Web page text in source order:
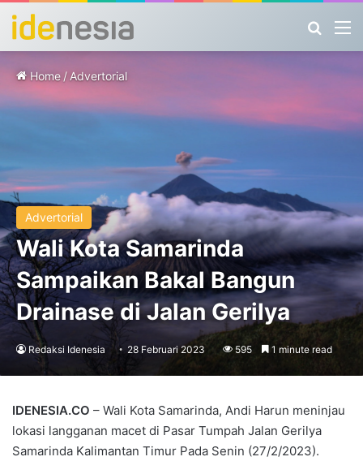
Home / Advertorial
Advertorial
Wali Kota Samarinda
Sampaikan Bakal Bangun
Drainase di Jalan Gerilya
Redaksi Idenesia 28 Februari 2023 595 1 minute read
IDENESIA.CO – Wali Kota Samarinda, Andi Harun meninjau
lokasi langganan macet di Pasar Tumpah Jalan Gerilya
Samarinda Kalimantan Timur Pada Senin (27/2/2023).